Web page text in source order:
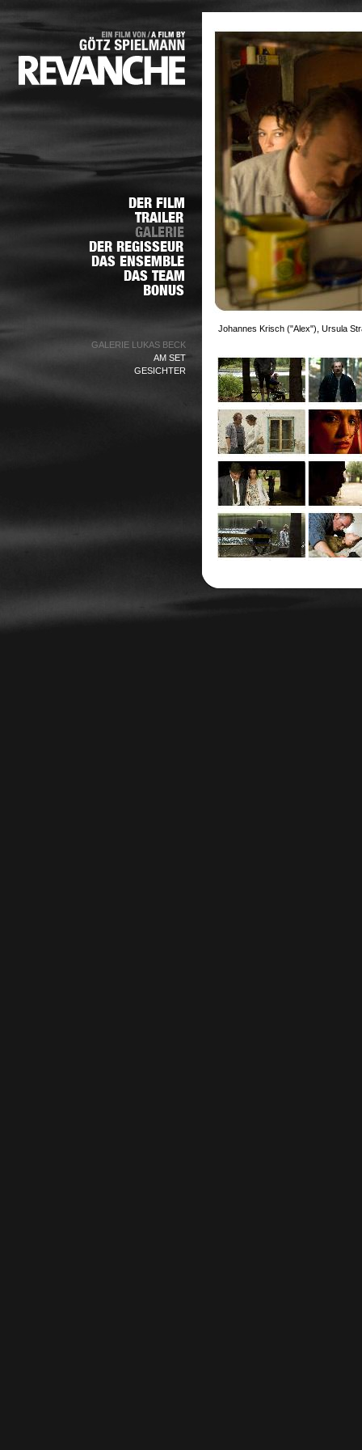
GALERIE LUKAS BECK
AM SET
GESICHTER
Johannes Krisch ("Alex"), Ursula